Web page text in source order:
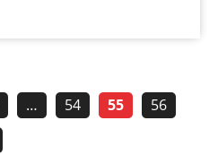
… 54 55
56